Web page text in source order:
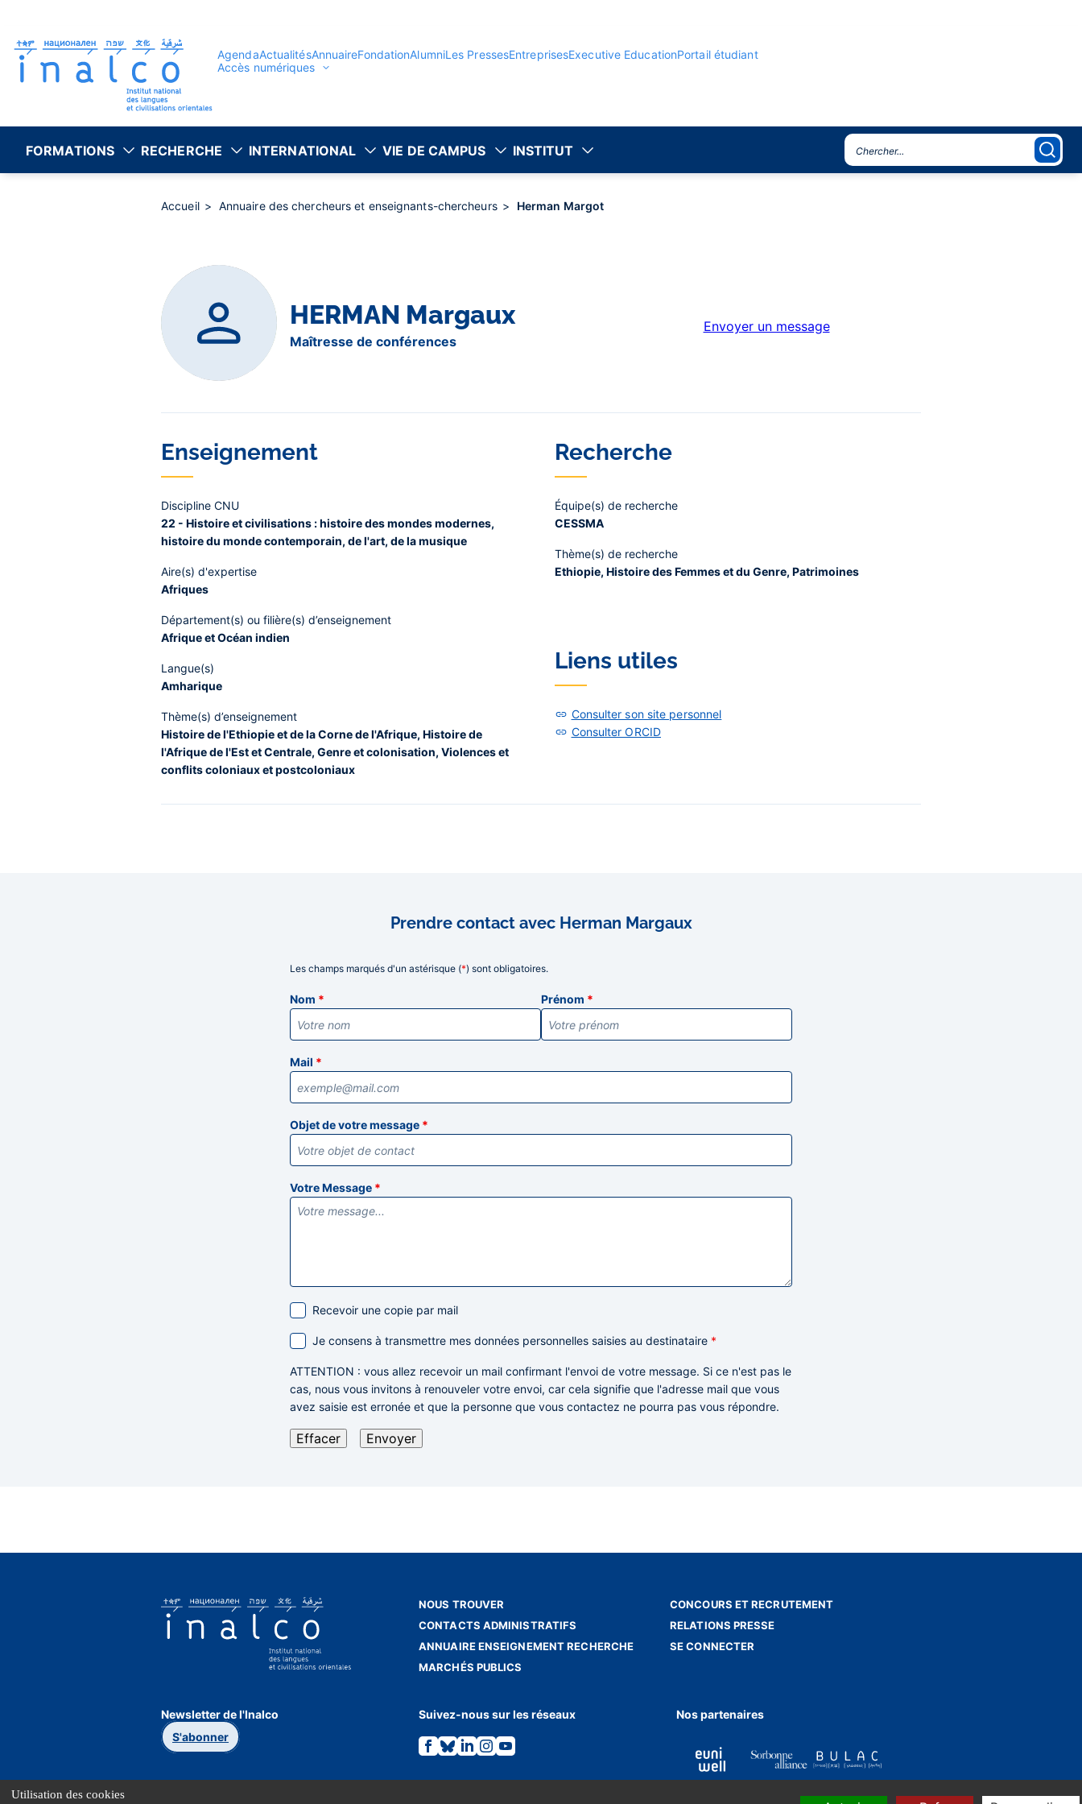
Utilisation des cookies
principal
AgendaActualitésAnnuaireFondationAlumniLes PressesEntreprisesExecutive EducationPortail étudiant
Accès numériques
FORMATIONS RECHERCHE INTERNATIONAL VIE DE CAMPUS INSTITUT
Accueil Annuaire des chercheurs et enseignants-chercheurs Herman Margot
HERMAN Margaux
Maîtresse de conférences
Envoyer un message
Enseignement
Discipline CNU
22 - Histoire et civilisations : histoire des mondes modernes,
histoire du monde contemporain, de l'art, de la musique
Aire(s) d'expertise
Afriques
Département(s) ou filière(s) d’enseignement
Afrique et Océan indien
Langue(s)
Amharique
Thème(s) d’enseignement
Histoire de l'Ethiopie et de la Corne de l'Afrique, Histoire de
l'Afrique de l'Est et Centrale, Genre et colonisation, Violences et
conflits coloniaux et postcoloniaux
Recherche
Équipe(s) de recherche
CESSMA
Thème(s) de recherche
Ethiopie, Histoire des Femmes et du Genre, Patrimoines
Liens utiles
Consulter son site personnel
Consulter ORCID
Prendre contact avec Herman Margaux
Les champs marqués d'un astérisque (*) sont obligatoires.
Nom * Prénom *
Mail *
Objet de votre message *
Votre Message *
Recevoir une copie par mail
Je consens à transmettre mes données personnelles saisies au destinataire *
ATTENTION : vous allez recevoir un mail confirmant l'envoi de votre message. Si ce n'est pas le
cas, nous vous invitons à renouveler votre envoi, car cela signifie que l'adresse mail que vous
avez saisie est erronée et que la personne que vous contactez ne pourra pas vous répondre.
NOUS TROUVER
CONTACTS ADMINISTRATIFS
ANNUAIRE ENSEIGNEMENT RECHERCHE
MARCHÉS PUBLICS
CONCOURS ET RECRUTEMENT
RELATIONS PRESSE
SE CONNECTER
Newsletter de l'Inalco
S'abonner
Suivez-nous sur les réseaux
Lien
vers
page
Lien
vers
page
Lien
vers
page
Lien
vers
page
Lien
vers
page
Nos partenaires